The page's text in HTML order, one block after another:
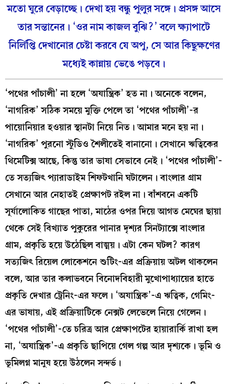
মতো ঘুরে বেড়াচ্ছে। দেখা হয় বন্ধু পুলুর সঙ্গে। প্রসঙ্গ আসে
তার সন্তানের। ‘ওর নাম কাজল বুঝি?’ বলে ক্ষ্যাপাটে
নির্লিপ্তি দেখানোর চেষ্টা করবে যে অপু, সে আর কিছুক্ষণের
মধ্যেই কান্নায় ভেঙে পড়বে।
‘পথের পাঁচালী’ না হলে ‘অযান্ত্রিক’ হত না। অনেকে বলেন,
‘নাগরিক’ সঠিক সময়ে মুক্তি পেলে তা ‘পথের পাঁচালী’-র
পায়োনিয়ার হওয়ার স্থানটা নিয়ে নিত। আমার মনে হয় না।
‘নাগরিক’ পুরনো স্টুডিও শৈলীতেই বানানো। সেখানে ঋত্বিকের
থিমেটিক্স আছে, কিন্তু তার ভাষা সেভাবে নেই। ‘পথের পাঁচালী’-
তে সত্যজিৎ প্যারাডাইম শিফটখানি ঘটালেন। বাংলার গ্রাম
সেখানে আর নেহাতই প্রেক্ষাপট রইল না। বাঁশবনে একটি
সূর্যালোকিত গাছের পাতা, মাঠের ওপর দিয়ে আগত মেঘের ছায়া
থেকে সেই বিখ্যাত পুকুরের পানার দৃশ্যর সিনট্যাক্সে বাংলার
গ্রাম, প্রকৃতি হয়ে উঠেছিল বাঙ্ময়। এটা কেন ঘটল? কারণ
সত্যজিৎ রিয়েল লোকেশনে শুটিং-এর প্রক্রিয়ায় অটল থাকলেন
বলে, আর তার কলাভবনে বিনোদবিহারী মুখোপাধ্যায়ের হাতে
প্রকৃতি দেখার ট্রেনিং-এর ফলে। ‘অযান্ত্রিক’-এ ঋত্বিক, গেমিং-
এর ভাষায়, এই প্রক্রিয়াটিকে নেক্সট লেভেলে নিয়ে গেলেন।
‘পথের পাঁচালী’-তে চরিত্র আর প্রেক্ষাপটের হায়ারার্কি রাখা হল
না, ‘অযান্ত্রিক’-এ প্রকৃতি ছাপিয়ে গেল গল্প আর দৃশ্যকে। ভূমি ও
ভূমিলগ্ন মানুষ হয়ে উঠলেন সন্দর্ভ।